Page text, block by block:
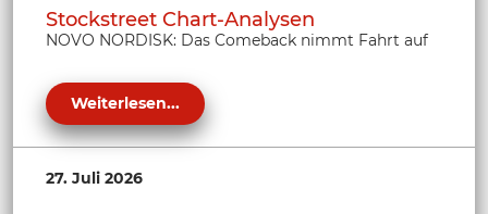
Stockstreet Chart-Analysen
NOVO NORDISK: Das Comeback nimmt Fahrt auf
Weiterlesen...
27. Juli 2026